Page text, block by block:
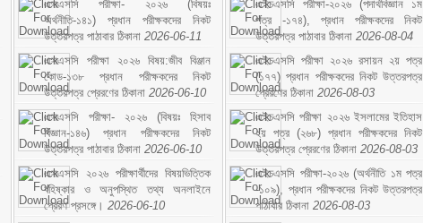
এসএসসি পরীক্ষা- ২০২৬ (বিষয়ঃ
অর্থনীতি-১৪১) প্রধান পরীক্ষকদের নিকট
উত্তরপত্র পাঠাবার ঠিকানা 2026-06-11
এসএসসি পরীক্ষা ২০২৬ বিষয়:জীব বিঞ্জান
কোড-১৩৮ প্রধান পরীক্ষকদের নিকট
উত্তরপত্র প্রেরণের ঠিকানা 2026-06-10
এসএসসি পরীক্ষা- ২০২৬ (বিষয়ঃ হিসাব
বিজ্ঞান-১৪৬) প্রধান পরীক্ষকদের নিকট
উত্তরপত্র পাঠাবার ঠিকানা 2026-06-10
এসএসসি ২০২৬ পরীক্ষার্থীদের বিষয়ভিত্তিক
বহিষ্কার ও অনুপস্থিত তথ্য অনলাইনে
প্রেরণ প্রসঙ্গে। 2026-06-10
এইচএসসি পরীক্ষা-২০২৬ (পদার্থবিজ্ঞান ১ম
পত্র -১৭৪), প্রধান পরীক্ষকদের নিকট
উত্তরপত্র পাঠাবার ঠিকানা 2026-08-04
এইচএসসি পরীক্ষা ২০২৬ রসায়ন ২য় পত্র
(১৭৭) প্রধান পরীক্ষকদের নিকট উত্তরপত্র
প্রেরণের ঠিকানা 2026-08-03
এইচএসসি পরীক্ষা ২০২৬ ইসলামের ইতিহাস
২য় পত্র (২৬৮) প্রধান পরীক্ষকদের নিকট
উত্তরপত্র প্রেরণের ঠিকানা 2026-08-03
এইচএসসি পরীক্ষা-২০২৬ (অর্থনীতি ১ম পত্র
-১০৯), প্রধান পরীক্ষকদের নিকট উত্তরপত্র
পাঠাবার ঠিকানা 2026-08-03